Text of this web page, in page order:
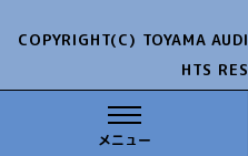
メニュー
COPYRIGHT(C) TOYAMA
HTS